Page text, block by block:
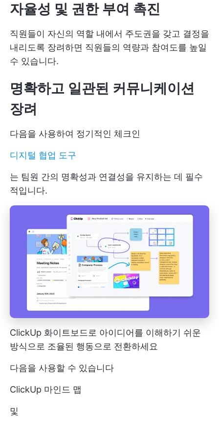
자율성 및 권한 부여 촉진
직원들이 자신의 역할 내에서 주도권을 갖고 결정을
내리도록 장려하면 직원들의 역량과 참여도를 높일
수 있습니다.
명확하고 일관된 커뮤니케이션
장려
다음을 사용하여 정기적인 체크인
디지털 협업 도구
는 팀원 간의 명확성과 연결성을 유지하는 데 필수
적입니다.
ClickUp 화이트보드로 아이디어를 이해하기 쉬운
방식으로 조율된 행동으로 전환하세요
다음을 사용할 수 있습니다
ClickUp 마인드 맵
및